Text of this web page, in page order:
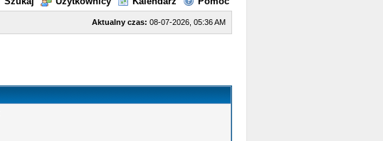
Aktualny czas: 08-07-2026, 05:36 AM